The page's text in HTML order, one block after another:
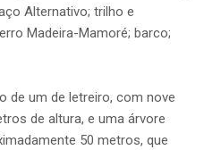
Alternativo; trilho e
Madeira-Mamoré; barco;
de um de letreiro, com nove
de altura, e uma árvore
50 metros, que